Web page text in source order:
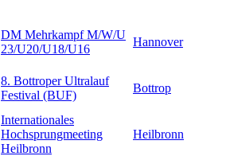
DM Mehrkampf M/W/U
23/U20/U18/U16
Hannover
8. Bottroper Ultralauf
Festival (BUF)
Bottrop
Internationales
Hochsprungmeeting
Heilbronn
Heilbronn